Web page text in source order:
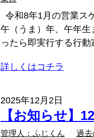
令和8年1月の営業ス
午（うま）年、午年
ったら即実行する行
詳しくはコチラ
2025年12月2日
【お知らせ】
管理人：ふじくん 過